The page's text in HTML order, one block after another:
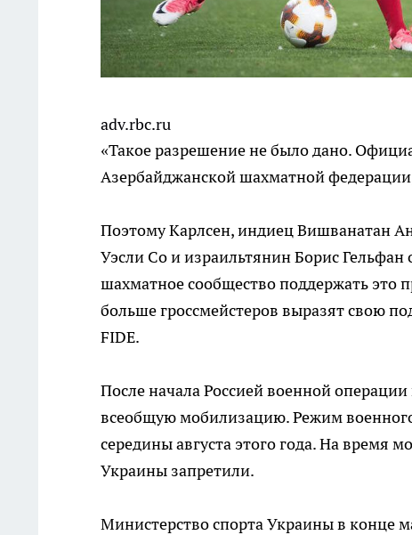
adv.rbc.ru
«Такое разрешение не было дано.
Азербайджанской шахматной
Поэтому Карлсен, индиец Вишванатан
Уэсли Со и израильтянин Борис
шахматное сообщество поддержать это
больше гроссмейстеров выразят свою
FIDE.
После начала Россией военной
всеобщую мобилизацию. Режим
середины августа этого года. На время
Украины запретили.
Министерство спорта Украины в конце